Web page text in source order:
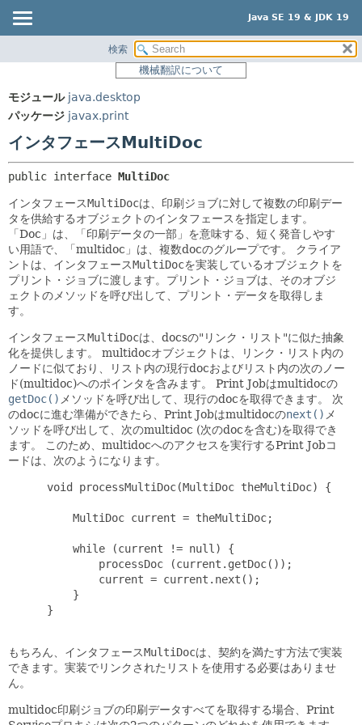
Java SE 19 & JDK 19
パッケージ
使用
ツリー
プレビュー
新規
非推奨
索引
ヘルプ
サマリー:
ネスト済
フィールド
コンストラクタ
メソッド
検索
機械翻訳について
モジュール java.desktop
パッケージ javax.print
インタフェースMultiDoc
public interface MultiDoc
インタフェースMultiDocは、印刷ジョブに対して複数の印刷デー
タを供給するオブジェクトのインタフェースを指定します。
「Doc」は、「印刷データの一部」を意味する、短く発音しやす
い用語で、「multidoc」は、複数docのグループです。
クライア
ントは、インタフェースMultiDocを実装しているオブジェクトを
プリント・ジョブに渡します。プリント・ジョブは、そのオブジ
ェクトのメソッドを呼び出して、プリント・データを取得しま
す。
インタフェースMultiDocは、docsの"リンク・リスト"に似た抽象
化を提供します。
multidocオブジェクトは、リンク・リスト内の
ノードに似ており、リスト内の現行docおよびリスト内の次のノー
ド(multidoc)へのポインタを含みます。
Print Jobはmultidocの
getDoc() メソッドを呼び出して、現行のdocを取得できます。
次
のdocに進む準備ができたら、Print Jobはmultidocのnext() メ
ソッドを呼び出して、次のmultidoc (次のdocを含む)を取得でき
ます。
このため、multidocへのアクセスを実行するPrint Jobコ
ードは、次のようになります。
      void processMultiDoc(MultiDoc theMultiDoc) {
          MultiDoc current = theMultiDoc;
          while (current != null) {
              processDoc (current.getDoc());
              current = current.next();
          }
      }
もちろん、インタフェースMultiDocは、契約を満たす方法で実装
できます。実装でリンクされたリストを使用する必要はありませ
ん。
multidoc印刷ジョブの印刷データすべてを取得する場合、Print